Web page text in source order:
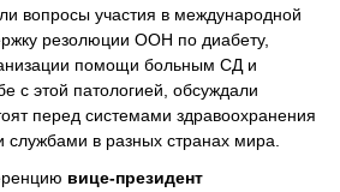
вопросы участия в международной
резолюции ООН по диабету,
помощи больным СД и
с этой патологией, обсуждали
перед системами здравоохранения
службами в разных странах мира.
вице-президент